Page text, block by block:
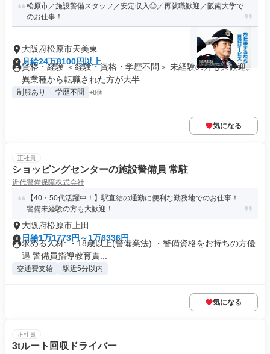
松原市／施設警備スタッフ／安定収入◎／再就職歓迎／阪南大学で
のお仕事！
大阪府松原市天美東
月給24万8100円以上
資格・経験 ＜経験・資格・学歴不問＞ 未経験の方も大歓迎。
異業種から転職された方が大半...
制服あり 学歴不問 +8個
気になる
正社員
ショッピングセンターの施設警備員 常駐
近代警備保障株式会社
【40・50代活躍中！】駅直結の通勤に便利な勤務地でのお仕事！
警備未経験の方も大歓迎！
大阪府松原市上田
日給1万1773円～1万6336円
求める人材: ・18歳以上(警備業法) ・警備資格をお持ちの方優
遇 警備員指導教育責...
交通費支給 駅近5分以内
気になる
正社員
3tルート回収ドライバー